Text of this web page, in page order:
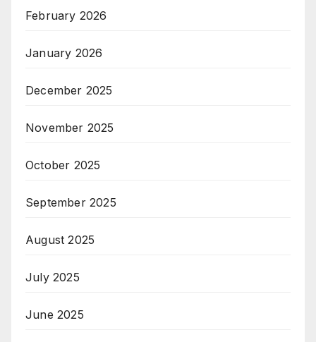
February 2026
January 2026
December 2025
November 2025
October 2025
September 2025
August 2025
July 2025
June 2025